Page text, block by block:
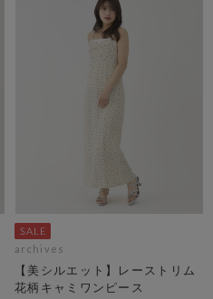
archives
【美シルエット】レーストリム
花柄キャミワンピース